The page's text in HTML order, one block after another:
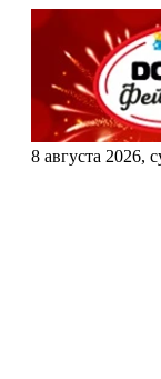
8 августа 2026,